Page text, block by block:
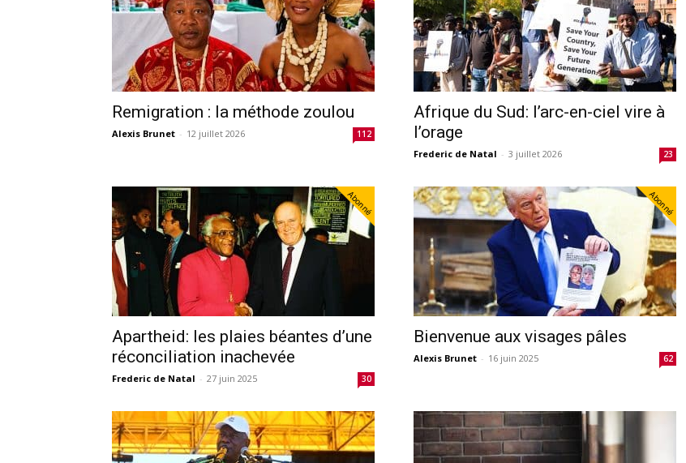
Remigration : la méthode zoulou
Alexis Brunet - 12 juillet 2026 112
Afrique du Sud: l’arc-en-ciel vire à
l’orage
Frederic de Natal - 3 juillet 2026 23
Abonné
Apartheid: les plaies béantes d’une
réconciliation inachevée
Frederic de Natal - 27 juin 2025 30
Abonné
Bienvenue aux visages pâles
Alexis Brunet - 16 juin 2025 62